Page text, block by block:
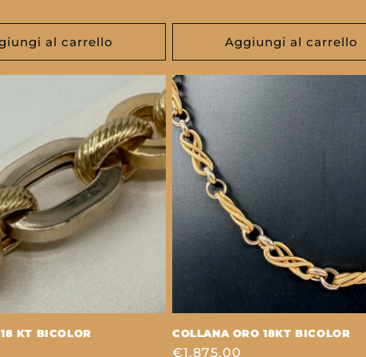
al carrello
listino
Aggiungi al carrello
KT BICOLOR COLLANA ORO 18KT BICOLOR
Prezzo
€1.875,00